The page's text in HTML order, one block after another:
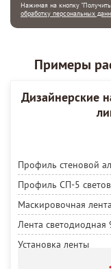
Нажимая на кнопку
обработку персональных
Примеры
Дизайнерские
Профиль стеновой
Профиль СП-5
Маскировочная
Лента светодиодная
Установка ленты